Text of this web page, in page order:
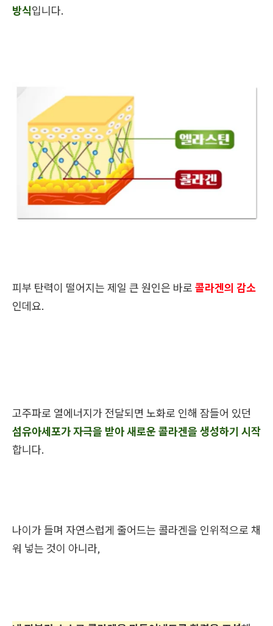
방식입니다.
피부 탄력이 떨어지는 제일 큰 원인은 바로 콜라겐의 감소
인데요.
고주파로 열에너지가 전달되면 노화로 인해 잠들어 있던
섬유아세포가 자극을 받아 새로운 콜라겐을 생성하기 시작
합니다.
나이가 들며 자연스럽게 줄어드는 콜라겐을 인위적으로 채
워 넣는 것이 아니라,